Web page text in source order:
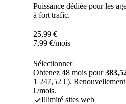
Puissance dédiée pour les
à fort trafic.
25,99 €
7,99 €/mois
Sélectionner
Obtenez 48 mois pour
1 247,52 €).
€/mois.
Illimité sites web